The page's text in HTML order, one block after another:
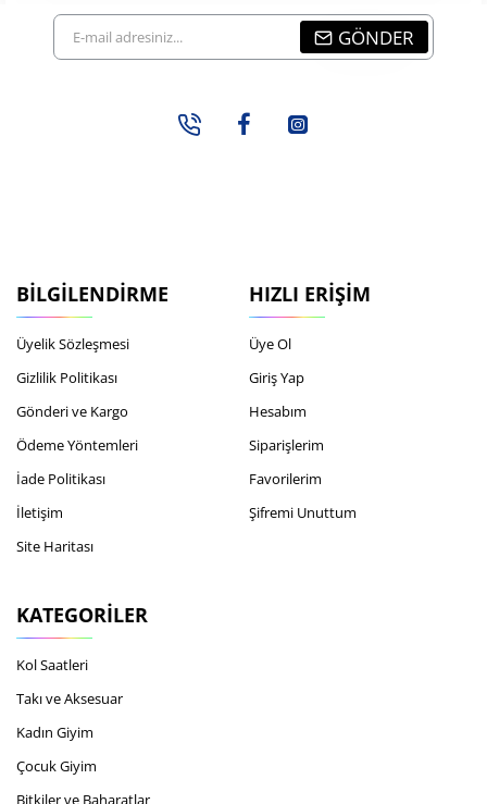
E-
mail
GÖNDER
BILGILENDIRME
Üyelik Sözleşmesi
Gizlilik Politikası
Gönderi ve Kargo
Ödeme Yöntemleri
İade Politikası
İletişim
Site Haritası
HIZLI ERIŞIM
Üye Ol
Giriş Yap
Hesabım
Siparişlerim
Favorilerim
Şifremi Unuttum
KATEGORILER
Kol Saatleri
Takı ve Aksesuar
Kadın Giyim
Çocuk Giyim